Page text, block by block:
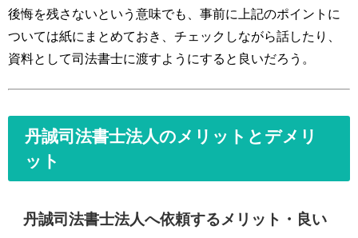
後悔を残さないという意味でも、事前に上記のポイントに
ついては紙にまとめておき、チェックしながら話したり、
資料として司法書士に渡すようにすると良いだろう。
丹誠司法書士法人のメリットとデメリ
ット
丹誠司法書士法人へ依頼するメリット・良い